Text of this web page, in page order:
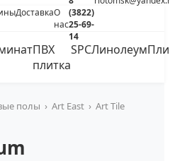
ДоставкаО
нас
(3822)
25-69-
14
ПВХ
плитка
SPCЛинолеум
полы › Art East › Art Tile